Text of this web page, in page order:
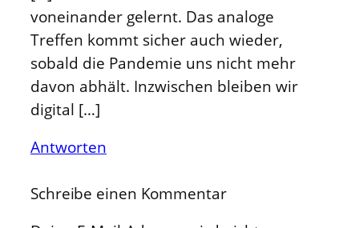
voneinander gelernt. Das analoge
Treffen kommt sicher auch wieder,
sobald die Pandemie uns nicht mehr
davon abhält. Inzwischen bleiben wir
digital […]
Antworten
Schreibe einen Kommentar